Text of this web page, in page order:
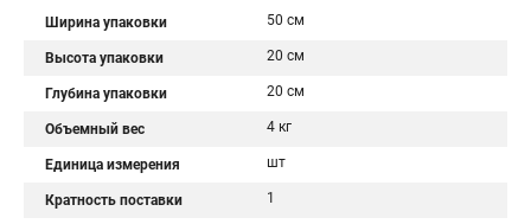
Ширина упаковки 50 см
Высота упаковки 20 см
Глубина упаковки 20 см
Объемный вес 4 кг
Единица измерения шт
Кратность поставки 1